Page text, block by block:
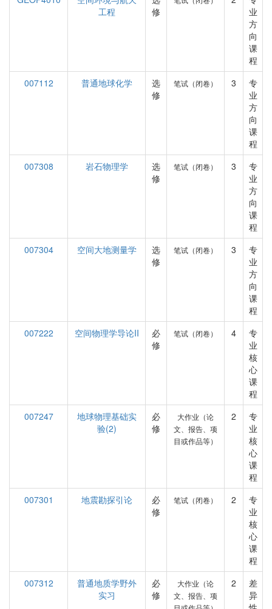
工程
修
业
方
向
课
程
007112
普通地球化学
选
修
笔试（闭卷） 3
专
业
方
向
课
程
007308
岩石物理学
选
修
笔试（闭卷） 3
专
业
方
向
课
程
007304
空间大地测量学
选
修
笔试（闭卷） 3
专
业
方
向
课
程
007222
空间物理学导论II
必
修
笔试（闭卷） 4
专
业
核
心
课
程
007247
地球物理基础实
验(2)
必
修
大作业（论
文、报告、项
目或作品等）
2
专
业
核
心
课
程
007301
地震勘探引论
必
修
笔试（闭卷） 2
专
业
核
心
课
程
007312
普通地质学野外
实习
必
修
大作业（论
文、报告、项
2
差
异